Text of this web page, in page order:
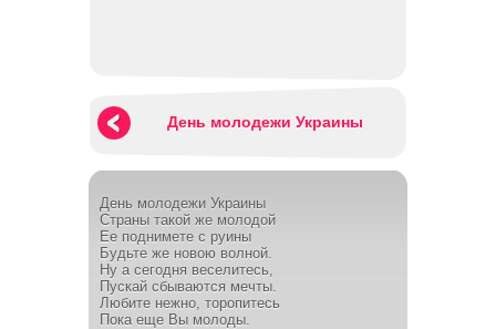
День молодежи Украины
День молодежи Украины
Страны такой же молодой
Ее поднимете с руины
Будьте же новою волной.
Ну а сегодня веселитесь,
Пускай сбываются мечты.
Любите нежно, торопитесь
Пока еще Вы молоды.